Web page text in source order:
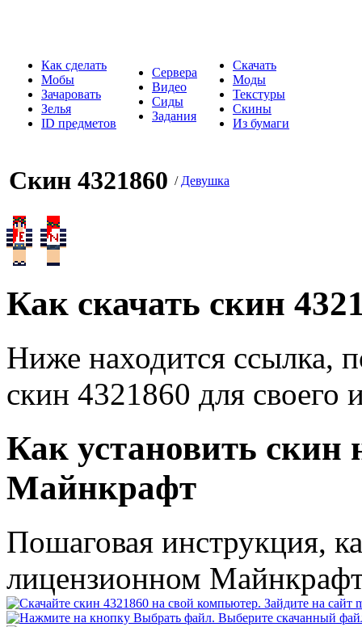
Как сделать
Мобы
Зачаровать
Зелья
ID предметов
Сервера
Видео
Сиды
Задания
Скачать
Моды
Текстуры
Скины
Из бумаги
Скин 4321860 / Девушка
Как скачать скин
Ниже находится ссылка,
скин 4321860 для своего
Как установить скин
Майнкрафт
Пошаговая инструкция,
лицензионном